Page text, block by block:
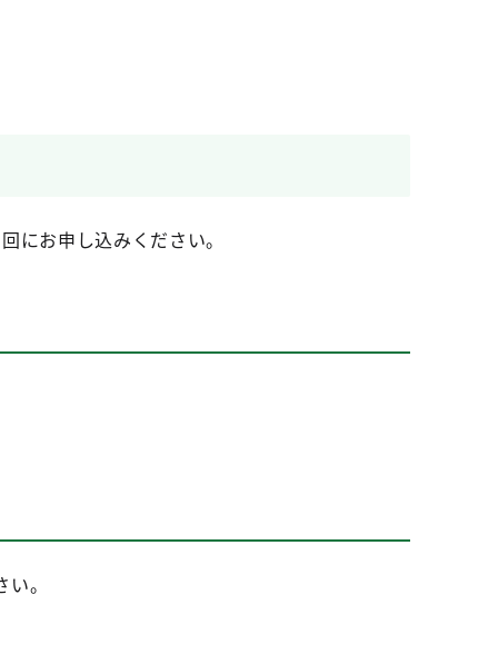
にお申し込みください。
。